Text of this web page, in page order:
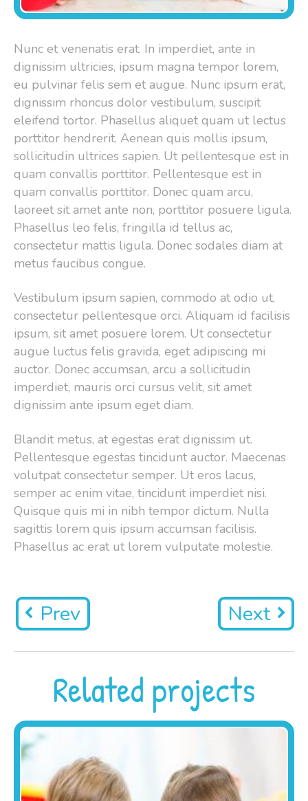
Nunc et venenatis erat. In imperdiet, ante in
dignissim ultricies, ipsum magna tempor lorem,
eu pulvinar felis sem et augue. Nunc ipsum erat,
dignissim rhoncus dolor vestibulum, suscipit
eleifend tortor. Phasellus aliquet quam ut lectus
porttitor hendrerit. Aenean quis mollis ipsum,
sollicitudin ultrices sapien. Ut pellentesque est in
quam convallis porttitor. Pellentesque est in
quam convallis porttitor. Donec quam arcu,
laoreet sit amet ante non, porttitor posuere ligula.
Phasellus leo felis, fringilla id tellus ac,
consectetur mattis ligula. Donec sodales diam at
metus faucibus congue.
Vestibulum ipsum sapien, commodo at odio ut,
consectetur pellentesque orci. Aliquam id facilisis
ipsum, sit amet posuere lorem. Ut consectetur
augue luctus felis gravida, eget adipiscing mi
auctor. Donec accumsan, arcu a sollicitudin
imperdiet, mauris orci cursus velit, sit amet
dignissim ante ipsum eget diam.
Blandit metus, at egestas erat dignissim ut.
Pellentesque egestas tincidunt auctor. Maecenas
volutpat consectetur semper. Ut eros lacus,
semper ac enim vitae, tincidunt imperdiet nisi.
Quisque quis mi in nibh tempor dictum. Nulla
sagittis lorem quis ipsum accumsan facilisis.
Phasellus ac erat ut lorem vulputate molestie.
Prev Next
Related projects